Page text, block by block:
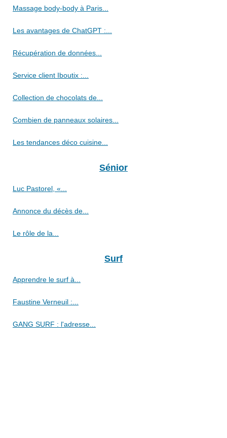
Massage body-body à Paris...
Les avantages de ChatGPT :...
Récupération de données...
Service client Iboutix :...
Collection de chocolats de...
Combien de panneaux solaires...
Les tendances déco cuisine...
Sénior
Luc Pastorel, «...
Annonce du décès de...
Le rôle de la...
Surf
Apprendre le surf à...
Faustine Verneuil :...
GANG SURF : l'adresse...